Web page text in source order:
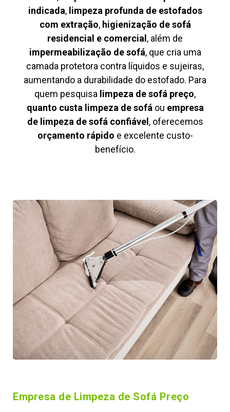
indicada, limpeza profunda de estofados
com extração, higienização de sofá
residencial e comercial , além de
impermeabilização de sofá, que cria uma
camada protetora contra líquidos e sujeiras,
aumentando a durabilidade do estofado. Para
quem pesquisa limpeza de sofá preço,
quanto custa limpeza de sofáou empresa
de limpeza de sofá confiável , oferecemos
orçamento rápido e excelente custo-
benefício.
Empresa de Limpeza de Sofá Preço